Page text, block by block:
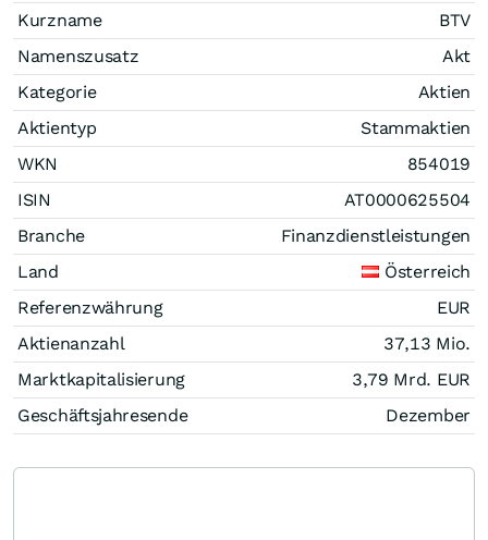
Kurzname
BTV
Namenszusatz
Akt
Kategorie
Aktien
Aktientyp
Stammaktien
WKN
854019
ISIN
AT0000625504
Branche
Finanzdienstleistungen
Land
Österreich
Referenzwährung
EUR
Aktienanzahl
37,13 Mio.
Marktkapitalisierung
3,79 Mrd. EUR
Geschäftsjahresende
Dezember